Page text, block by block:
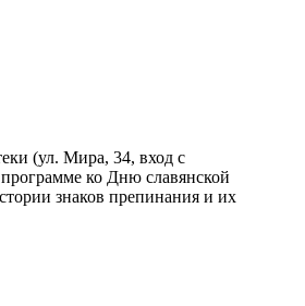
(ул. Мира, 34, вход с
ко Дню славянской
знаков препинания и их